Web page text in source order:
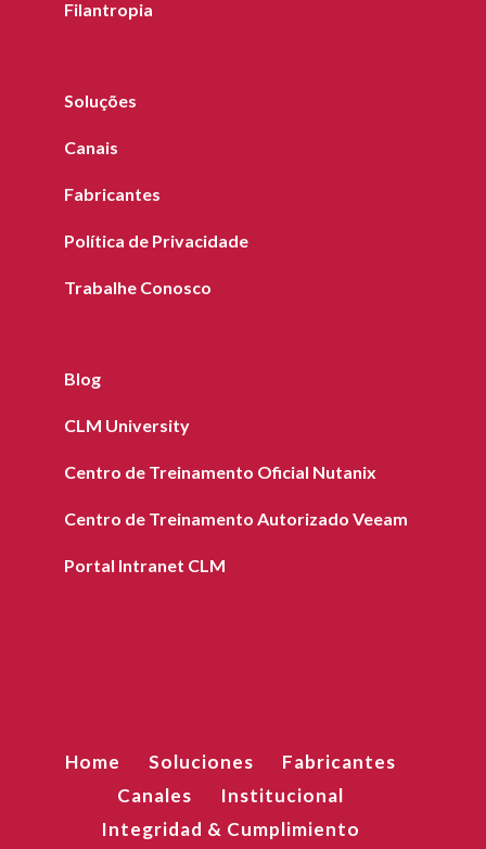
Filantropia
Soluções
Canais
Fabricantes
Política de Privacidade
Trabalhe Conosco
Blog
CLM University
Centro de Treinamento Oficial Nutanix
Centro de Treinamento Autorizado Veeam
Portal Intranet CLM
Home Soluciones
Fabricantes
Canales
Institucional
Integridad & Cumplimiento